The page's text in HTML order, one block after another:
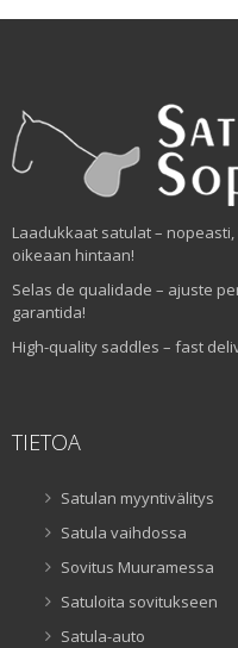
Laadukkaat satulat –
oikeaan hintaan!
Selas de qualidade – ajuste
garantida!
High-quality saddles – fast
TIETOA
Satulan myyntivälitys
Satula vaihdossa
Sovitus Muuramessa
Satuloita sovitukseen
Satula-auto